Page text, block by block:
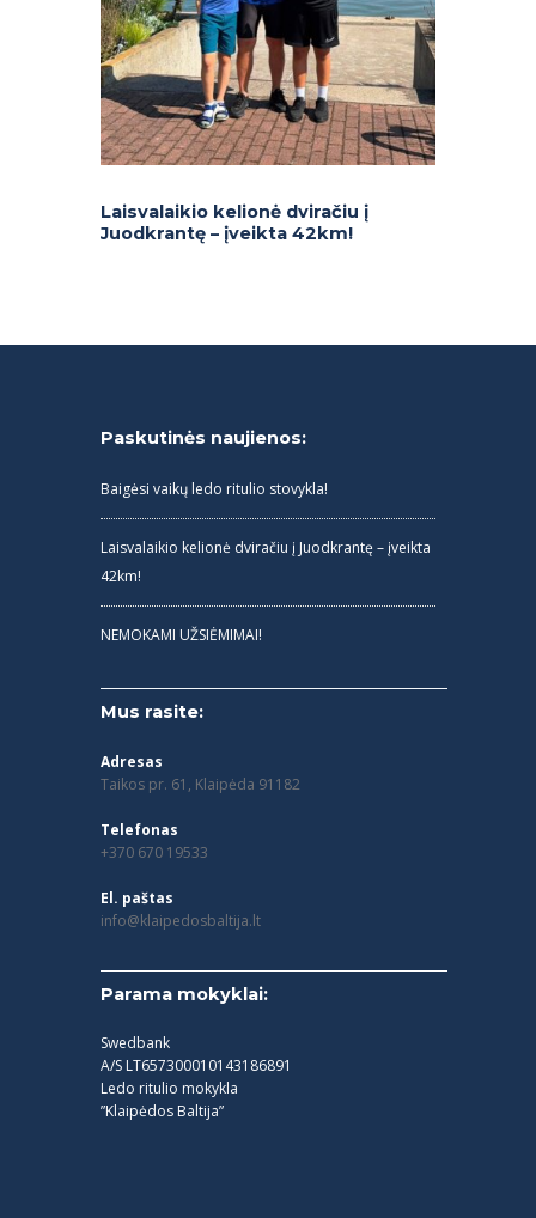
Laisvalaikio kelionė dviračiu į
Juodkrantę – įveikta 42km!
Paskutinės naujienos:
Baigėsi vaikų ledo ritulio stovykla!
Laisvalaikio kelionė dviračiu į Juodkrantę – įveikta
42km!
NEMOKAMI UŽSIĖMIMAI!
Mus rasite:
Adresas
Taikos pr. 61, Klaipėda 91182
Telefonas
+370 670 19533
El. paštas
info@klaipedosbaltija.lt
Parama mokyklai:
Swedbank
A/S LT657300010143186891
Ledo ritulio mokykla
”Klaipėdos Baltija”